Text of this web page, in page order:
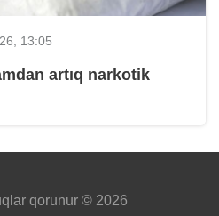
13:05
artıq narkotik
qorunur © 2026